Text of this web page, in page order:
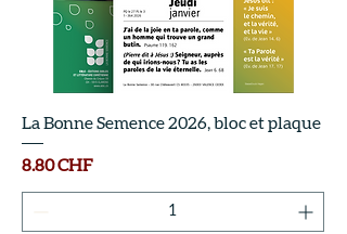
La Bonne Semence 2026, bloc et plaque
Prix
8.80 CHF